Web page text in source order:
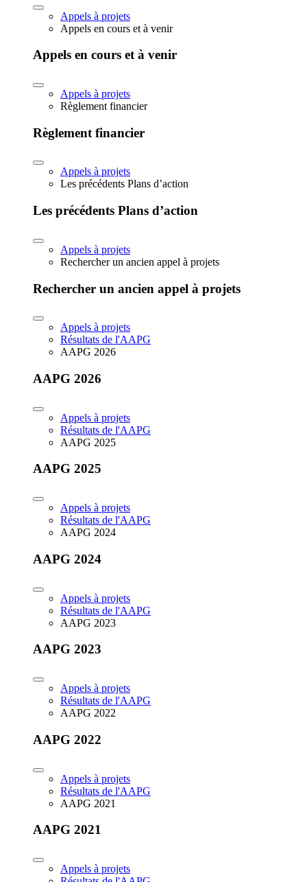
Appels à projets
Appels en cours et à venir
Appels en cours et à venir
Appels à projets
Règlement financier
Règlement financier
Appels à projets
Les précédents Plans d’action
Les précédents Plans d’action
Appels à projets
Rechercher un ancien appel à projets
Rechercher un ancien appel à projets
Appels à projets
Résultats de l'AAPG
AAPG 2026
AAPG 2026
Appels à projets
Résultats de l'AAPG
AAPG 2025
AAPG 2025
Appels à projets
Résultats de l'AAPG
AAPG 2024
AAPG 2024
Appels à projets
Résultats de l'AAPG
AAPG 2023
AAPG 2023
Appels à projets
Résultats de l'AAPG
AAPG 2022
AAPG 2022
Appels à projets
Résultats de l'AAPG
AAPG 2021
AAPG 2021
Appels à projets